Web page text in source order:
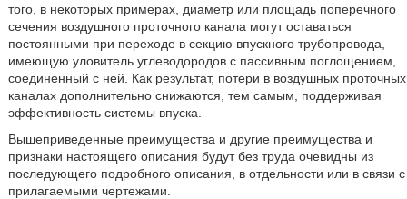
того, в некоторых примерах, диаметр или площадь поперечного
сечения воздушного проточного канала могут оставаться
постоянными при переходе в секцию впускного трубопровода,
имеющую уловитель углеводородов с пассивным поглощением,
соединенный с ней. Как результат, потери в воздушных проточных
каналах дополнительно снижаются, тем самым, поддерживая
эффективность системы впуска.
Вышеприведенные преимущества и другие преимущества и
признаки настоящего описания будут без труда очевидны из
последующего подробного описания, в отдельности или в связи с
прилагаемыми чертежами.